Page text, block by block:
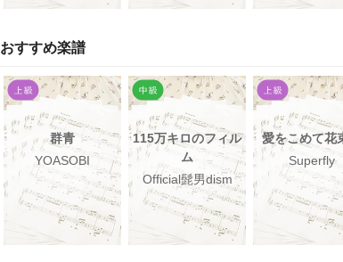
おすすめ楽譜
群青
YOASOBI
115万キロのフィル
ム
Official髭男dism
愛をこめて花
Superfly